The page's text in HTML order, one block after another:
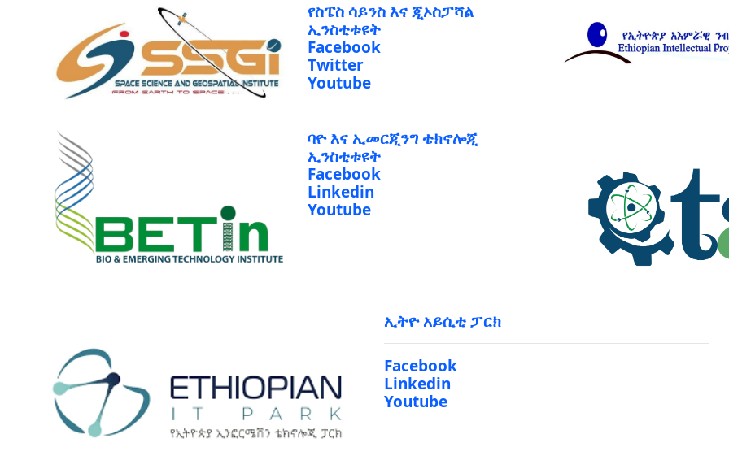
የስፔስ ሳይንስ እና ጂኦስፓሻል
ኢንስቲቱዩት
Facebook
Twitter
Youtube
ባዮ እና ኢመርጂንግ ቴክኖሎጂ
ኢንስቲቱዩት
Facebook
Linkedin
Youtube
ኢትዮ አይሲቲ ፓርክ
Facebook
Linkedin
Youtube